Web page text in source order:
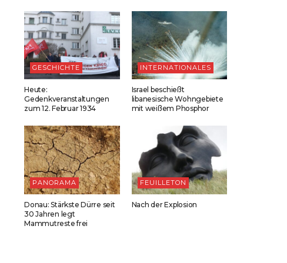
GESCHICHTE
Heute:
Gedenkveranstaltungen
zum 12. Februar 1934
INTERNATIONALES
Israel beschießt
libanesische Wohngebiete
mit weißem Phosphor
PANORAMA
Donau: Stärkste Dürre seit
30 Jahren legt
Mammutreste frei
FEUILLETON
Nach der Explosion